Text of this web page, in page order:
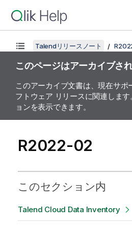
Talendリリースノート
このページはアーカイブさ
このアーカイブ文書は、現在サポ
フトウェア リリースに関連しま
ョンを表示できます。
R2022-02
このセクション内
Talend Cloud Data Inventory